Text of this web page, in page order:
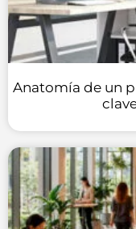
Anatomía de un